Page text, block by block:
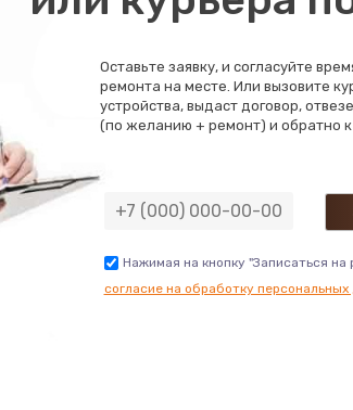
Оставьте заявку, и согласуйте
ремонта на месте. Или вызовите
устройства, выдаст договор,
(по желанию + ремонт) и обратно к
Нажимая на кнопку "Записаться на
согласие на обработку персональных